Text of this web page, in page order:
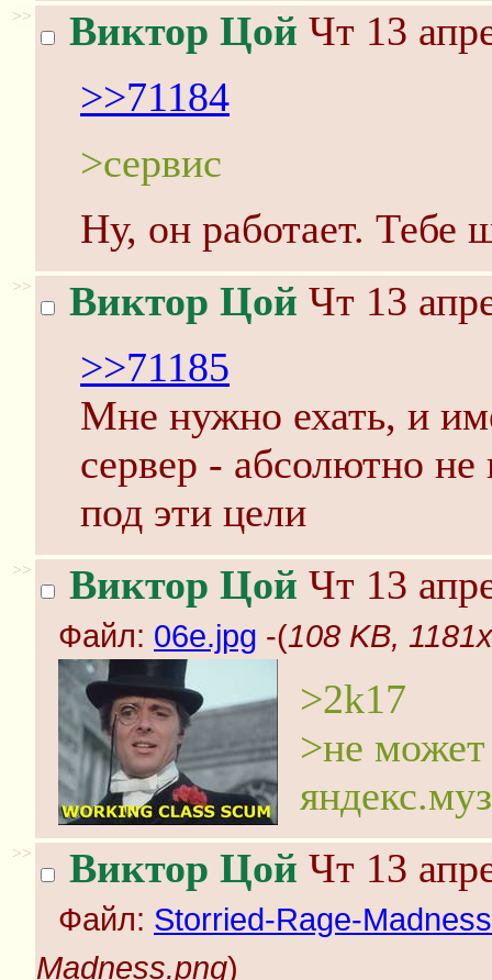
>> Виктор Цой Чт 13
>>71184
>сервис
Ну, он работает. Тебе
>> Виктор Цой Чт 13
>>71185
Мне нужно ехать, и
сервер - абсолютно не
под эти цели
>> Виктор Цой Чт 13
Файл: 06e.jpg -(108 KB,
>2k17
>не может
>> Виктор Цой Чт 13
Файл: Storried-Rage-
Madness.png)